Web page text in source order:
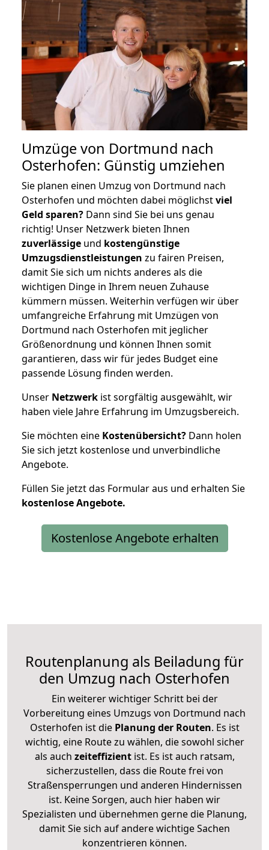
Umzüge von Dortmund nach
Osterhofen: Günstig umziehen
Sie planen einen Umzug von Dortmund nach
Osterhofen und möchten dabei möglichstviel
Geld sparen? Dann sind Sie bei uns genau
richtig! Unser Netzwerk bieten Ihnen
zuverlässige und kostengünstige
Umzugsdienstleistungen zu fairen Preisen,
damit Sie sich um nichts anderes als die
wichtigen Dinge in Ihrem neuen Zuhause
kümmern müssen. Weiterhin verfügen wir über
umfangreiche Erfahrung mit Umzügen von
Dortmund nach Osterhofen mit jeglicher
Größenordnung und können Ihnen somit
garantieren, dass wir für jedes Budget eine
passende Lösung finden werden.
Unser Netzwerk ist sorgfältig ausgewählt, wir
haben viele Jahre Erfahrung im Umzugsbereich.
Sie möchten eine Kostenübersicht? Dann holen
Sie sich jetzt kostenlose und unverbindliche
Angebote.
Füllen Sie jetzt das Formular aus und erhalten Sie
kostenloseAngebote.
Kostenlose Angebote erhalten
Routenplanung als Beiladung für
den Umzug nach Osterhofen
Ein weiterer wichtiger Schritt bei der
Vorbereitung eines Umzugs von Dortmund nach
Osterhofen ist diePlanung der Routen. Es ist
wichtig, eine Route zu wählen, die sowohl sicher
als auch zeiteffizientist. Es ist auch ratsam,
sicherzustellen, dass die Route frei von
Straßensperrungen und anderen Hindernissen
ist. Keine Sorgen, auch hier haben wir
Spezialisten und übernehmen gerne die Planung,
damit Sie sich auf andere wichtige Sachen
konzentrieren können.